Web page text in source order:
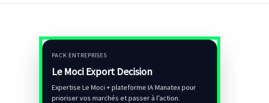
PACK ENTREPRISES
Le Moci Export Decision
Expertise Le Moci + plateforme IA Manatex pour
prioriser vos marchés et passer à l’action.